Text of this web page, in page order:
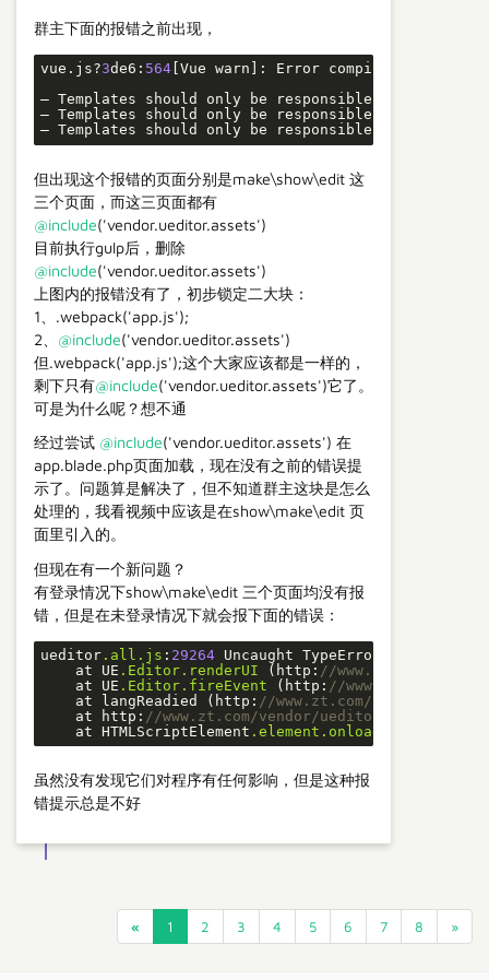
群主下面的报错之前出现，
vue.js?3de6: 564 [Vue warn]: Error compiling
– Templates should only be responsible
– Templates should only be responsible
– Templates should only be responsible
但出现这个报错的页面分别是make\show\edit 这
三个页面，而这三页面都有
@include('vendor.ueditor.assets')
目前执行gulp后，删除
@include('vendor.ueditor.assets')
上图内的报错没有了，初步锁定二大块：
1、.webpack('app.js');
2、 @include('vendor.ueditor.assets')
但.webpack('app.js');这个大家应该都是一样的，
剩下只有@include('vendor.ueditor.assets')它了。
可是为什么呢？想不通
经过尝试 @include('vendor.ueditor.assets') 在
app.blade.php页面加载，现在没有之前的错误提
示了。问题算是解决了，但不知道群主这块是怎么
处理的，我看视频中应该是在show\make\edit 页
面里引入的。
但现在有一个新问题？
有登录情况下show\make\edit 三个页面均没有报
错，但是在未登录情况下就会报下面的错误：
ueditor .all .js : 29264 Uncaught TypeError: Cannot
    at UE
.Editor .renderUI (http: //www.zt.com/
    at UE
.Editor .fireEvent (http: //www.zt.com/
    at langReadied (http:
//www.zt.com/vendor/
    at http:
//www.zt.com/vendor/ueditor/
    at HTMLScriptElement
.element .onload
虽然没有发现它们对程序有任何影响，但是这种报
错提示总是不好
« 1 2 3 4 5 6 7 8 »